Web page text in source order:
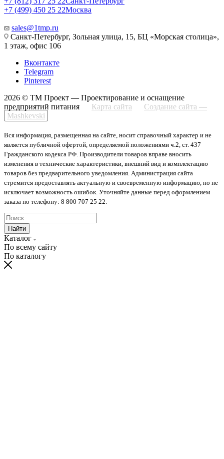
+7 (499) 450 25 22Москва
sales@1tmp.ru
Санкт-Петербург, Зольная улица, 15, БЦ «Морская столица»,
1 этаж, офис 106
Вконтакте
Telegram
Pinterest
2026 © ТМ Проект — Проектирование и оснащение
предприятий питания
Карта сайта
Создание сайта —
Mashkevski
Вся информация, размещенная на сайте, носит справочный характер и не
является публичной офертой, определяемой положениями ч.2, ст. 437
Гражданского кодекса РФ. Производители товаров вправе вносить
изменения в технические характеристики, внешний вид и комплектацию
товаров без предварительного уведомления. Администрация сайта
стремится предоставлять актуальную и своевременную информацию, но не
исключает возможность ошибок. Уточняйте данные перед оформлением
заказа по телефону: 8 800 707 25 22.
Найти
Каталог
По всему сайту
По каталогу